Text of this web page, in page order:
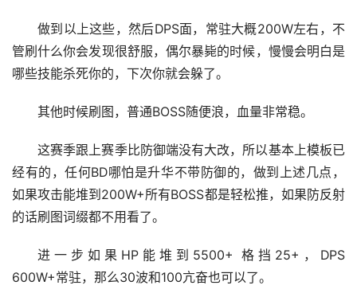
做到以上这些，然后DPS面，常驻大概200W左右，不
管刷什么你会发现很舒服，偶尔暴毙的时候，慢慢会明白是
哪些技能杀死你的，下次你就会躲了。
其他时候刷图，普通BOSS随便浪，血量非常稳。
这赛季跟上赛季比防御端没有大改，所以基本上模板已
经有的，任何BD哪怕是升华不带防御的，做到上述几点，
如果攻击能堆到200W+所有BOSS都是轻松推，如果防反射
的话刷图词缀都不用看了。
进一步如果HP能堆到5500+ 格挡25+，DPS
600W+常驻，那么30波和100亢奋也可以了。